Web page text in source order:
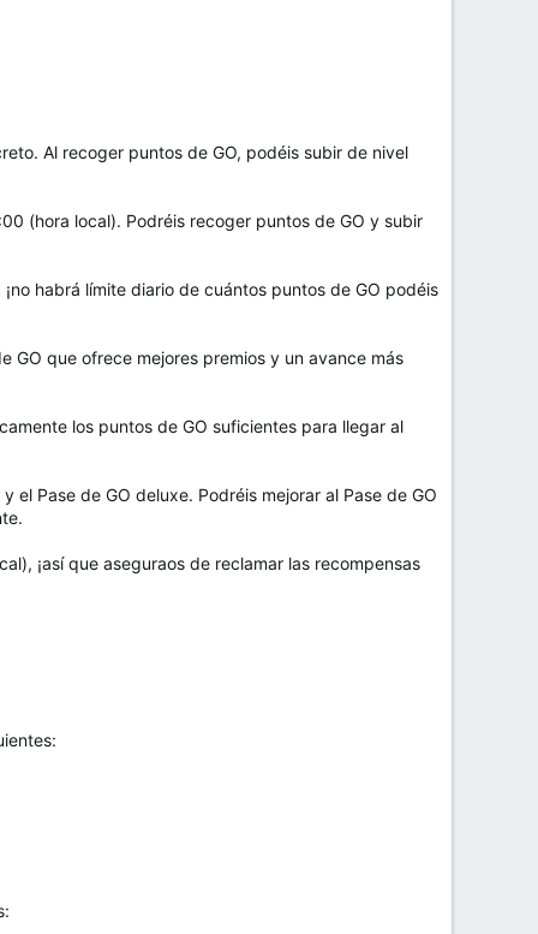
Al recoger puntos de GO, podéis subir de nivel
(hora local). Podréis recoger puntos de GO y subir
habrá límite diario de cuántos puntos de GO podéis
GO que ofrece mejores premios y un avance más
los puntos de GO suficientes para llegar al
Pase de GO deluxe. Podréis mejorar al Pase de GO
¡así que aseguraos de reclamar las recompensas